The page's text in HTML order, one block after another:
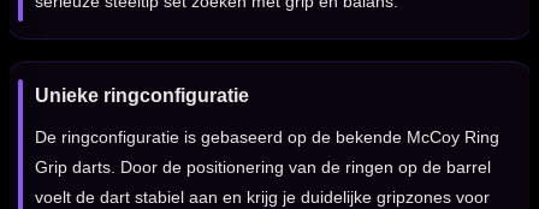
Unieke ringconfiguratie
De ringconfiguratie is gebaseerd op de bekende McCoy Ring
Grip darts. Door de positionering van de ringen op de barrel
voelt de dart stabiel aan en krijg je duidelijke gripzones voor